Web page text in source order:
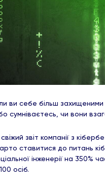
ви себе більш
сумніваєтесь, чи вони
звіт компанії з
ставитися до питань
інженерії на 350%
осіб.